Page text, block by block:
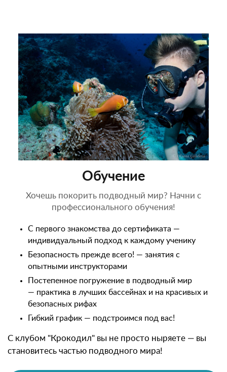
Обучение
Хочешь покорить подводный мир? Начни с
профессионального обучения!
С первого знакомства до сертификата —
индивидуальный подход к каждому ученику
Безопасность прежде всего! — занятия с
опытными инструкторами
Постепенное погружение в подводный мир
— практика в лучших бассейнах и на красивых и
безопасных рифах
Гибкий график — подстроимся под вас!
С клубом "Крокодил" вы не просто ныряете — вы
становитесь частью подводного мира!